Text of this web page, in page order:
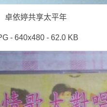
卓依婷共享太平年
- 640x480 - 62.0 KB